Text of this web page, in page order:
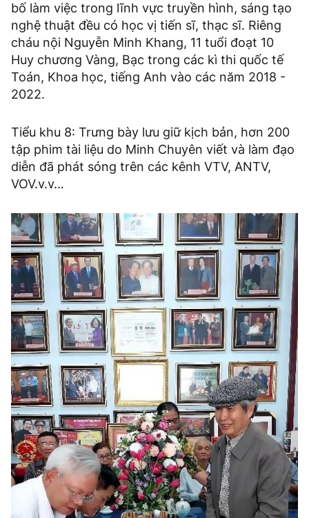
bố làm việc trong lĩnh vực truyền hình, sáng tạo
nghệ thuật đều có học vị tiến sĩ, thạc sĩ. Riêng
cháu nội Nguyễn Minh Khang, 11 tuổi đoạt 10
Huy chương Vàng, Bạc trong các kì thi quốc tế
Toán, Khoa học, tiếng Anh vào các năm 2018 -
2022.
Tiểu khu 8: Trưng bày lưu giữ kịch bản, hơn 200
tập phim tài liệu do Minh Chuyên viết và làm đạo
diễn đã phát sóng trên các kênh VTV, ANTV,
VOV.v.v…